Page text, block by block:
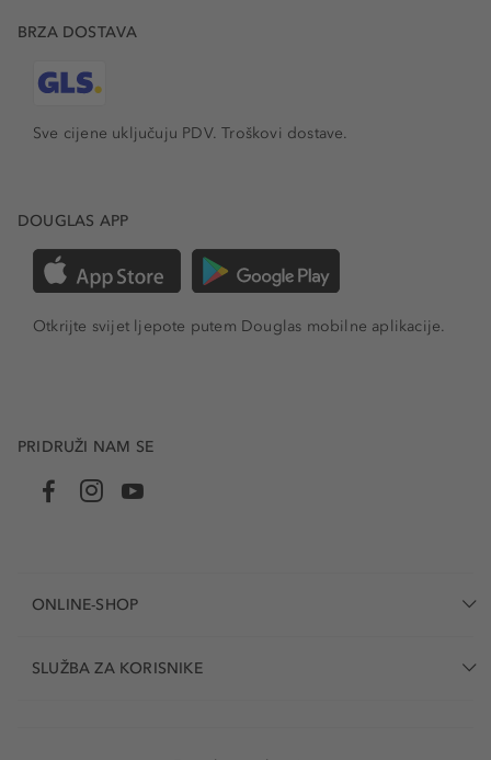
BRZA DOSTAVA
Sve cijene uključuju PDV.Troškovi dostave.
DOUGLAS APP
Otkrijte svijet ljepote putem Douglas mobilne aplikacije.
PRIDRUŽI NAM SE
ONLINE-SHOP
SLUŽBA ZA KORISNIKE